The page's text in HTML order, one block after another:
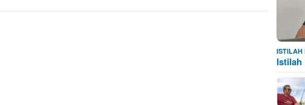
ISTILAH
Istilah